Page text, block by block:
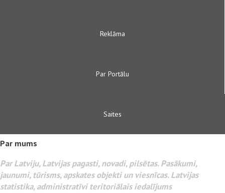
Reklāma
Par Portālu
Saites
Par mums
Par Latviju, Latvijas pagasti, novadi, pilsētas. Pasākumi,
jaunumi, tūrisms, apskates objekti un viesnīcas. Latvijas
statistika, administratīvi teritoriālais iedalījums